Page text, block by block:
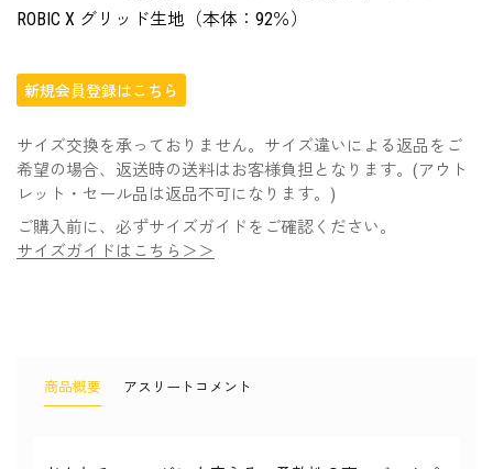
ROBIC X グリッド生地（本体：92％）
新規会員登録はこちら
サイズ交換を承っておりません。サイズ違いによる返品をご
希望の場合、返送時の送料はお客様負担となります。(アウト
レット・セール品は返品不可になります。)
ご購入前に、必ずサイズガイドをご確認ください。
サイズガイドはこちら＞＞
商品概要 アスリートコメント